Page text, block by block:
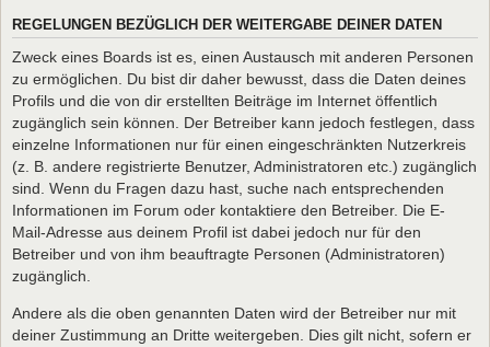
REGELUNGEN BEZÜGLICH DER WEITERGABE DEINER DATEN
Zweck eines Boards ist es, einen Austausch mit anderen Personen
zu ermöglichen. Du bist dir daher bewusst, dass die Daten deines
Profils und die von dir erstellten Beiträge im Internet öffentlich
zugänglich sein können. Der Betreiber kann jedoch festlegen, dass
einzelne Informationen nur für einen eingeschränkten Nutzerkreis
(z. B. andere registrierte Benutzer, Administratoren etc.) zugänglich
sind. Wenn du Fragen dazu hast, suche nach entsprechenden
Informationen im Forum oder kontaktiere den Betreiber. Die E-
Mail-Adresse aus deinem Profil ist dabei jedoch nur für den
Betreiber und von ihm beauftragte Personen (Administratoren)
zugänglich.
Andere als die oben genannten Daten wird der Betreiber nur mit
deiner Zustimmung an Dritte weitergeben. Dies gilt nicht, sofern er